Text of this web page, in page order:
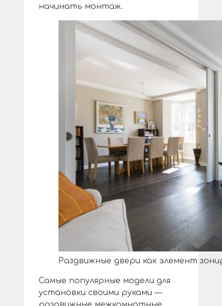
начинать монтаж.
Раздвижные двери как элемент
Самые популярные модели для
установки своими руками —